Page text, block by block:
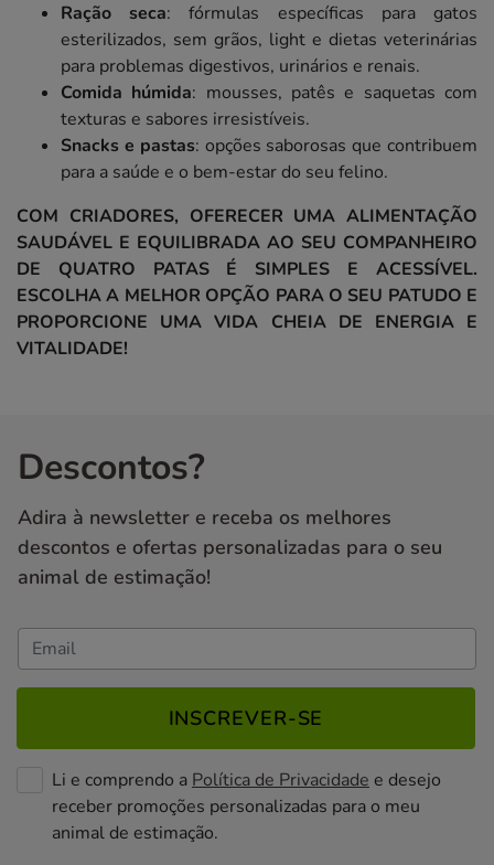
Ração seca: fórmulas específicas para gatos
esterilizados, sem grãos, light e dietas veterinárias
para problemas digestivos, urinários e renais.
Comida húmida: mousses, patês e saquetas com
texturas e sabores irresistíveis.
Snacks e pastas: opções saborosas que contribuem
para a saúde e o bem-estar do seu felino.
COM CRIADORES, OFERECER UMA ALIMENTAÇÃO
SAUDÁVEL E EQUILIBRADA AO SEU COMPANHEIRO
DE QUATRO PATAS É SIMPLES E ACESSÍVEL.
ESCOLHA A MELHOR OPÇÃO PARA O SEU PATUDO E
PROPORCIONE UMA VIDA CHEIA DE ENERGIA E
VITALIDADE!
Descontos?
Adira à newsletter e receba os melhores
descontos e ofertas personalizadas para o seu
animal de estimação!
INSCREVER-SE
Li e comprendo a Política de Privacidade e desejo
receber promoções personalizadas para o meu
animal de estimação.